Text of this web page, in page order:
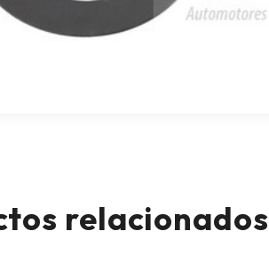
relacionados